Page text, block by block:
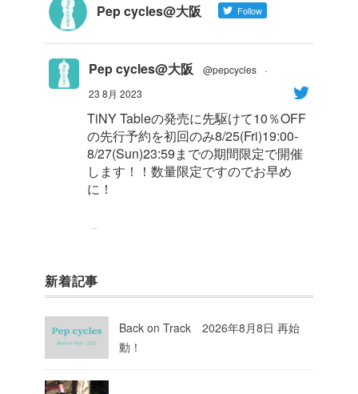
Pep cycles@大阪 Follow
Pep cycles@大阪 @pepcycles
·
23 8月 2023
TiNY Tableの発売に先駆けて10％OFF
の先行予約を初回のみ8/25(Fri)19:00-
8/27(Sun)23:59までの期間限定で開催
します！！数量限定ですのでお早め
に！
Pep cycles@大阪
今週はお知らせがいっぱいあるのでチ
ェックしてて下さいね！
新着記事
Back on Track 2026年8月8日 再始
動！